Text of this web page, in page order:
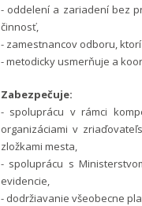
- oddelení a zariadení bez
činnosť,
- zamestnancov odboru,
- metodicky usmerňuje a
Zabezpečuje:
- spoluprácu v rámci
organizáciami v
zložkami mesta,
- spoluprácu s
evidencie,
- dodržiavanie všeobecne